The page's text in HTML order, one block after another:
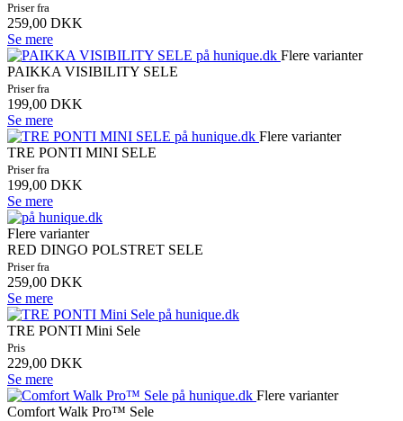
Priser fra
259,00 DKK
Se mere
Flere varianter
PAIKKA VISIBILITY SELE
Priser fra
199,00 DKK
Se mere
Flere varianter
TRE PONTI MINI SELE
Priser fra
199,00 DKK
Se mere
Flere varianter
RED DINGO POLSTRET SELE
Priser fra
259,00 DKK
Se mere
TRE PONTI Mini Sele
Pris
229,00 DKK
Se mere
Flere varianter
Comfort Walk Pro™ Sele